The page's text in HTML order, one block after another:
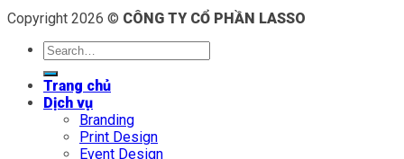
Copyright 2026 © CÔNG TY CỔ PHẦN LASSO
Trang chủ
Dịch vụ
Branding
Print Design
Event Design